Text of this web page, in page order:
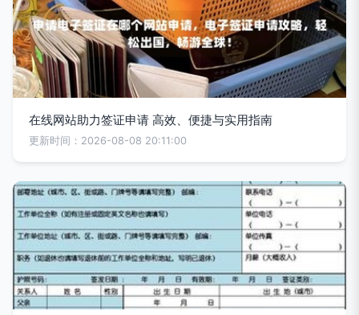
在线网站助力签证申请 高效、便捷与实用指南
更新时间：2026-08-08 20:11:00